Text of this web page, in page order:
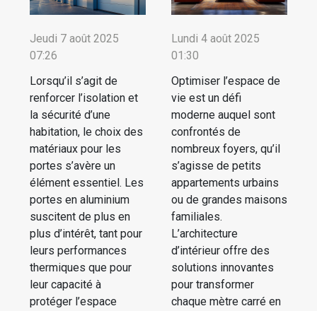
Jeudi 7 août 2025
07:26
Lorsqu’il s’agit de
renforcer l’isolation et
la sécurité d’une
habitation, le choix des
matériaux pour les
portes s’avère un
élément essentiel. Les
portes en aluminium
suscitent de plus en
plus d’intérêt, tant pour
leurs performances
thermiques que pour
leur capacité à
protéger l’espace
Lundi 4 août 2025
01:30
Optimiser l’espace de
vie est un défi
moderne auquel sont
confrontés de
nombreux foyers, qu’il
s’agisse de petits
appartements urbains
ou de grandes maisons
familiales.
L’architecture
d’intérieur offre des
solutions innovantes
pour transformer
chaque mètre carré en